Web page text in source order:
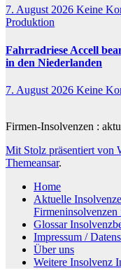
7. August 2026 Keine
Produktion
Fahrradriese Accell
in den Niederlanden
7. August 2026 Keine
Firmen-Insolvenzen :
Mit Stolz präsentiert von
Themeansar.
Home
Aktuelle
Glossar
Impressum /
Über uns
Weitere Insolvenz